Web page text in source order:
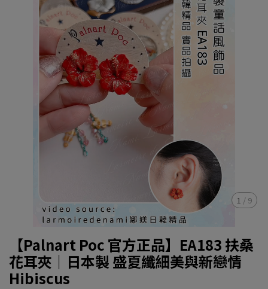
1 / 9
【Palnart Poc 官方正品】EA183 扶桑
花耳夾｜日本製 盛夏纖細美與新戀情
Hibiscus